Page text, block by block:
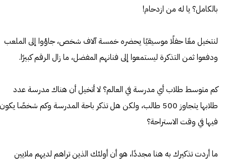
بالكامل؟ يا له من ازدحام!
لنتخيل معًا حفلًا موسيقيًا يحضره خمسة آلاف شخص، جاؤوا إلى الملعب
ودفعوا ثمن التذكرة ليستمعوا إلى فنانهم المفضل، ما زال الرقم كبيرًا.
كم متوسط طلاب أي مدرسة في العالم؟ لا أتخيل أن هناك مدرسة عدد
طلابها يتجاوز 500 طالب، ولكن هل تذكر باحة المدرسة وكم شخصًا يكون
فيها في وقت الاستراحة؟
ما أردت تذكيرك به هنا مجددًا، هو أن أولئك الذين تراهم لديهم ملايين